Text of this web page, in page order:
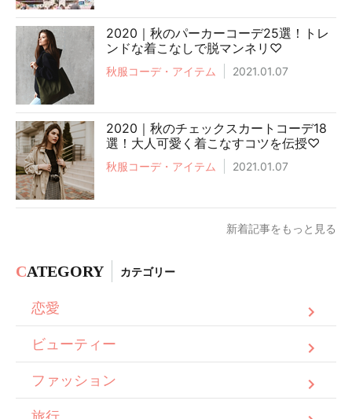
2020｜秋のパーカーコーデ25選！トレ
ンドな着こなしで脱マンネリ♡
秋服コーデ・アイテム 2021.01.07
2020｜秋のチェックスカートコーデ18
選！大人可愛く着こなすコツを伝授♡
秋服コーデ・アイテム 2021.01.07
新着記事をもっと見る
CATEGORY カテゴリー
恋愛
ビューティー
ファッション